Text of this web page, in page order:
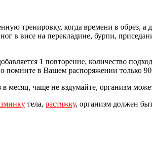
тренировку, когда времени в обрез,
в висе на перекладине, бурпи,
1 повторение, количество
помните в Вашем распоряжении только
месяц, чаще не вздумайте, организм
тела, растяжку, организм должен